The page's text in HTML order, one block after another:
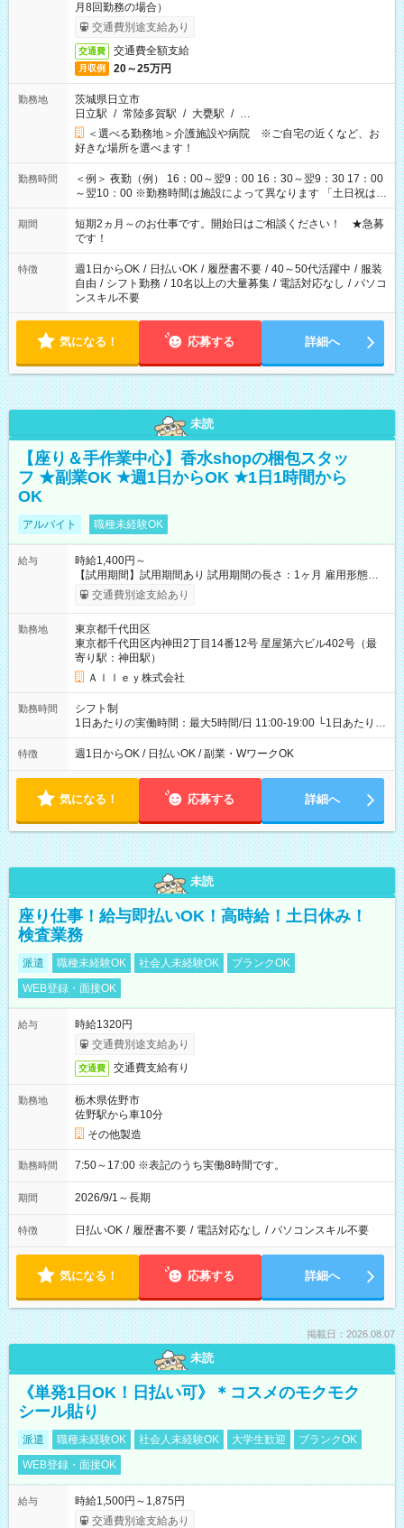
月8回勤務の場合）
交通費別途支給あり
交通費 交通費全額支給
月収例 20～25万円
勤務地
茨城県日立市
日立駅 / 常陸多賀駅 / 大甕駅 / …
＜選べる勤務地＞介護施設や病院 ※ご自宅の近くなど、お
好きな場所を選べます！
勤務時間
＜例＞ 夜勤（例） 16：00～翌9：00 16：30～翌9：30 17：00
～翌10：00 ※勤務時間は施設によって異なります 「土日祝は休
みたい」 「しっかり稼ぎたい」 「もう少し遅い時間から始めた
い」など ご希望にあったお仕事をご案内いたします。 ※未経験
の方の場合は1～2ヶ月間は日中での仕事を経験いただき、 お
仕事に慣れてからの夜勤になります。 ★家庭の都合でお休みが
必要な場合も遠慮なくご相談ください。
期間
短期2ヵ月～のお仕事です。開始日はご相談ください！ ★急募
です！
特徴 週1日からOK / 日払いOK / 履歴書不要 / 40～50代活躍中 / 服装
自由 / シフト勤務 / 10名以上の大量募集 / 電話対応なし / パソコ
ンスキル不要
気になる！ 応募する 詳細へ
未読
【座り＆手作業中心】香水shopの梱包スタッ
フ ★副業OK ★週1日からOK ★1日1時間から
OK
アルバイト 職種未経験OK
給与
時給1,400円～
【試用期間】試用期間あり 試用期間の長さ：1ヶ月 雇用形態、
給与は本採用時と同じです。
交通費別途支給あり
勤務地
東京都千代田区
東京都千代田区内神田2丁目14番12号 星屋第六ビル402号（最
寄り駅：神田駅）
Ａｌｌｅｙ株式会社
勤務時間
シフト制
1日あたりの実働時間：最大5時間/日 11:00-19:00 └1日あたりの
実働時間：1-5時間 └上記の時間帯内であれば、いつでも勤務可
能！ └平日・土曜日の中で、お好きな曜日でご勤務いただけま
18:00 などのように、自由な働き方が可能なお仕事です！
特徴 週1日からOK / 日払いOK / 副業・WワークOK
気になる！ 応募する 詳細へ
未読
座り仕事！給与即払いOK！高時給！土日休み！
検査業務
派遣 職種未経験OK 社会人未経験OK
ブランクOK
WEB登録・面接OK
給与
時給1320円
交通費別途支給あり
交通費 交通費支給有り
勤務地
栃木県佐野市
佐野駅から車10分
その他製造
勤務時間 7:50～17:00 ※表記のうち実働8時間です。
期間 2026/9/1～長期
特徴 日払いOK / 履歴書不要 / 電話対応なし / パソコンスキル不要
気になる！ 応募する 詳細へ
掲載日：2026.08.07
未読
《単発1日OK！日払い可》＊コスメのモクモク
シール貼り
派遣 職種未経験OK 社会人未経験OK 大学生歓迎
ブランクOK
WEB登録・面接OK
給与
時給1,500円～1,875円
交通費別途支給あり